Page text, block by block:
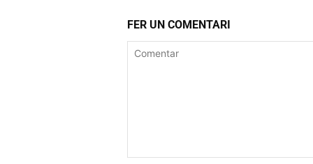
FER UN COMENTARI